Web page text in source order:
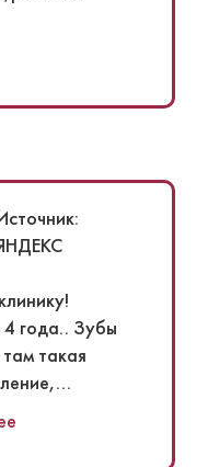
других
Тем
нужно следить
года.. Зубы
такая